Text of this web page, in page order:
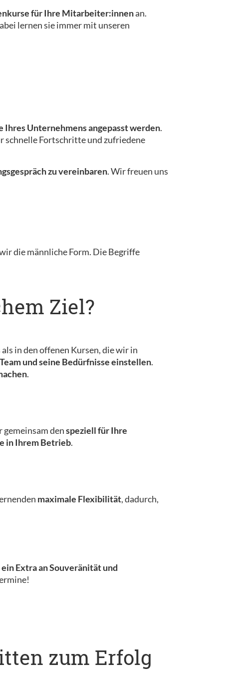
für Ihre Mitarbeiter:innenan.
lernen sie immer mit unseren
Ihres Unternehmens angepasst werden.
schnelle Fortschritte und zufriedene
zu vereinbaren. Wir freuen uns
die männliche Form. Die Begriffe
Ziel?
als in den offenen Kursen, die wir in
und seine Bedürfnisse einstellen.
.
gemeinsam denspeziell für Ihre
in Ihrem Betrieb.
maximale Flexibilität, dadurch,
Extra an Souveränität und
zum Erfolg